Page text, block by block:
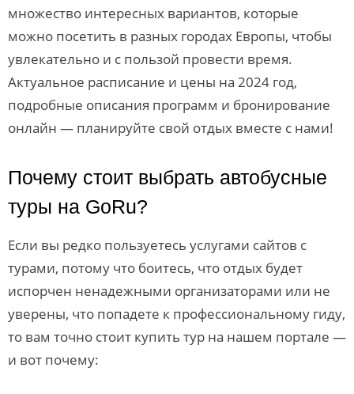
множество интересных вариантов, которые
можно посетить в разных городах Европы, чтобы
увлекательно и с пользой провести время.
Актуальное расписание и цены на 2024 год,
подробные описания программ и бронирование
онлайн — планируйте свой отдых вместе с нами!
Почему стоит выбрать автобусные
туры на GoRu?
Если вы редко пользуетесь услугами сайтов с
турами, потому что боитесь, что отдых будет
испорчен ненадежными организаторами или не
уверены, что попадете к профессиональному гиду,
то вам точно стоит купить тур на нашем портале —
и вот почему: